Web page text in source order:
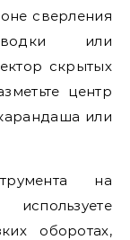
сверления
или
скрытых
центр
или
на
оборотах,